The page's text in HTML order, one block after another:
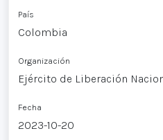
País
Colombia
Organización
Ejército de Liberación
Fecha
2023-10-20